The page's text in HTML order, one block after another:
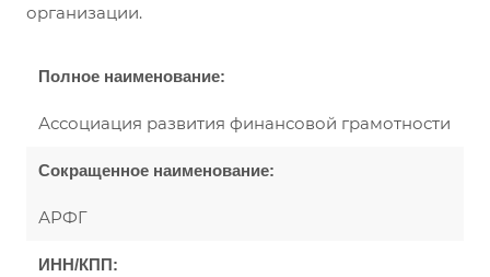
организации.
Полное наименование:
Ассоциация развития финансовой грамотности
Сокращенное наименование:
АРФГ
ИНН/КПП: